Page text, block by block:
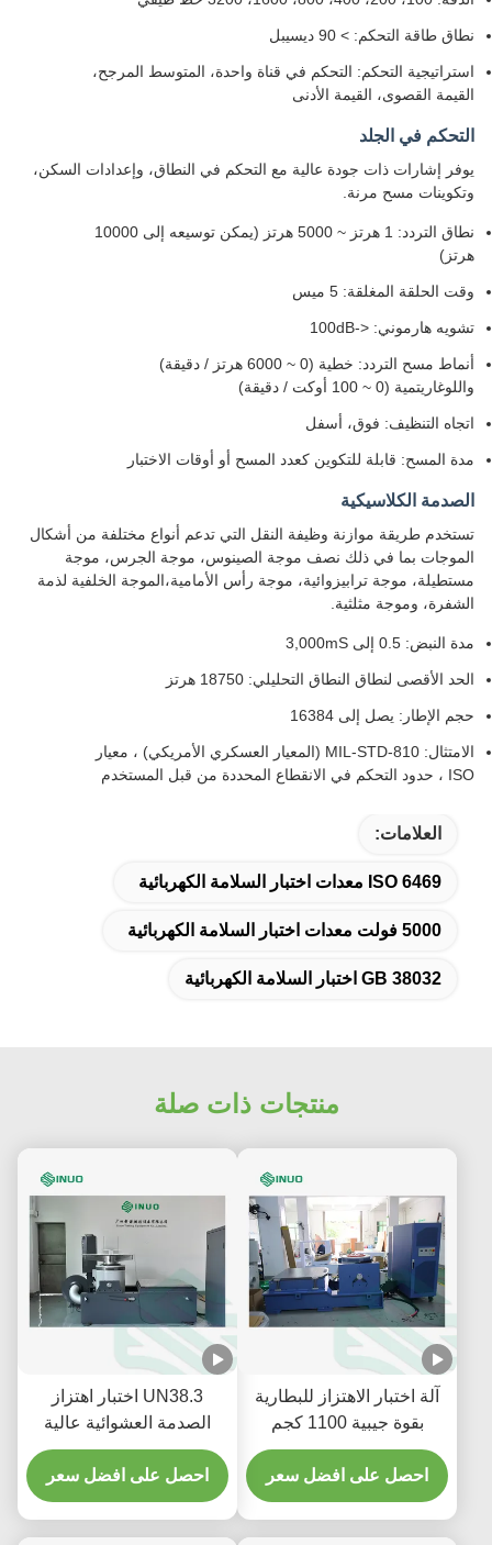
نطاق طاقة التحكم: > 90 ديسيبل
استراتيجية التحكم: التحكم في قناة واحدة، المتوسط المرجح،
القيمة القصوى، القيمة الأدنى
التحكم في الجلد
يوفر إشارات ذات جودة عالية مع التحكم في النطاق، وإعدادات السكن،
وتكوينات مسح مرنة.
نطاق التردد: 1 هرتز ~ 5000 هرتز (يمكن توسيعه إلى 10000
هرتز)
وقت الحلقة المغلقة: 5 ميس
تشويه هارموني: <-100dB
أنماط مسح التردد: خطية (0 ~ 6000 هرتز / دقيقة)
واللوغاريتمية (0 ~ 100 أوكت / دقيقة)
اتجاه التنظيف: فوق، أسفل
مدة المسح: قابلة للتكوين كعدد المسح أو أوقات الاختبار
الصدمة الكلاسيكية
تستخدم طريقة موازنة وظيفة النقل التي تدعم أنواع مختلفة من أشكال
الموجات بما في ذلك نصف موجة الصينوس، موجة الجرس، موجة
مستطيلة، موجة ترابيزوائية، موجة رأس الأمامية،الموجة الخلفية لذمة
الشفرة، وموجة مثلثية.
مدة النبض: 0.5 إلى 3,000mS
الحد الأقصى لنطاق النطاق التحليلي: 18750 هرتز
حجم الإطار: يصل إلى 16384
الامتثال: MIL-STD-810 (المعيار العسكري الأمريكي) ، معيار
ISO ، حدود التحكم في الانقطاع المحددة من قبل المستخدم
العلامات:
ISO 6469 معدات اختبار السلامة الكهربائية
5000 فولت معدات اختبار السلامة الكهربائية
GB 38032 اختبار السلامة الكهربائية
منتجات ذات صلة
آلة اختبار الاهتزاز للبطارية
بقوة جيبية 1100 كجم
وتسارع 100 جرام
احصل على افضل سعر
UN38.3 اختبار اهتزاز
الصدمة العشوائية عالية
الكفاءة
احصل على افضل سعر